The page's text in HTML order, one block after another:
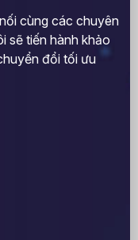
cùng các chuyên
sẽ tiến hành khảo
đổi tối ưu